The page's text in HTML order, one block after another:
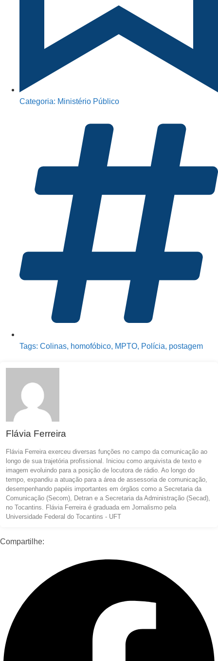
Categoria: Ministério Público
Tags: Colinas, homofóbico, MPTO, Polícia, postagem
Flávia Ferreira
Flávia Ferreira exerceu diversas funções no campo da comunicação ao
longo de sua trajetória profissional. Iniciou como arquivista de texto e
imagem evoluindo para a posição de locutora de rádio. Ao longo do
tempo, expandiu a atuação para a área de assessoria de comunicação,
desempenhando papéis importantes em órgãos como a Secretaria da
Comunicação (Secom), Detran e a Secretaria da Administração (Secad),
no Tocantins. Flávia Ferreira é graduada em Jornalismo pela
Universidade Federal do Tocantins - UFT
Compartilhe: